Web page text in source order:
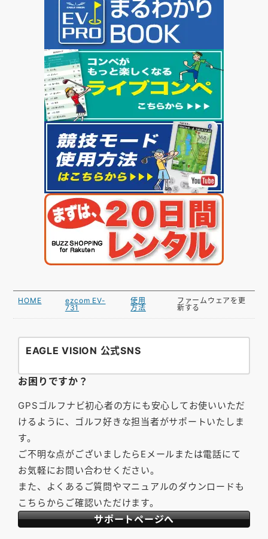
HOME
ezcom EV-
731
使用
方法
ファームウェアを更
新する
EAGLE VISION 公式SNS
お困りですか？
GPSゴルフナビ初心者の方にも安心してお使いいただ
けるように、ゴルフ好きな担当者がサポートいたしま
す。
ご不明な点がございましたらEメールまたは電話にて
お気軽にお問い合わせください。
また、よくあるご質問やマニュアルのダウンロードも
こちらからご確認いただけます。
サポートページへ